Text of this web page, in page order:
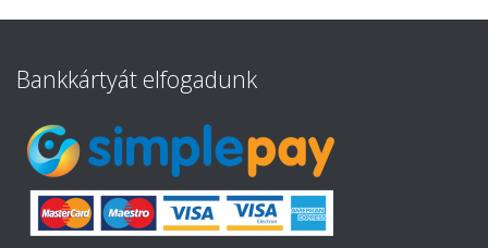
Bankkártyát elfogadunk